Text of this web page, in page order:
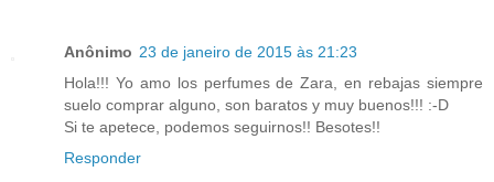
Anônimo 23 de janeiro de 2015 às 21:23
Hola!!! Yo amo los perfumes de Zara, en rebajas siempre
suelo comprar alguno, son baratos y muy buenos!!! :-D
Si te apetece, podemos seguirnos!! Besotes!!
Responder